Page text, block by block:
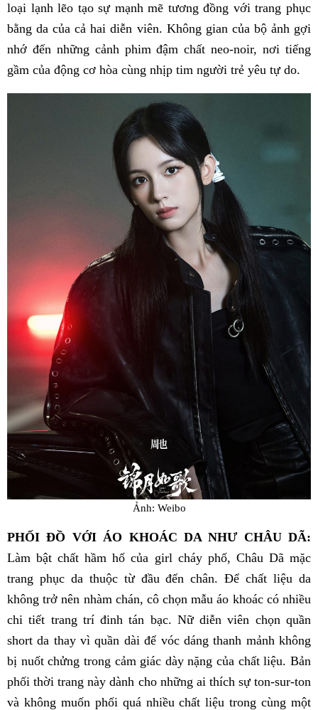
loại lạnh lẽo tạo sự mạnh mẽ tương đồng với trang phục
bằng da của cả hai diễn viên. Không gian của bộ ảnh gợi
nhớ đến những cảnh phim đậm chất neo-noir, nơi tiếng
gầm của động cơ hòa cùng nhịp tim người trẻ yêu tự do.
Ảnh: Weibo
PHỐI ĐỒ VỚI ÁO KHOÁC DA NHƯ CHÂU DÃ:
Làm bật chất hầm hố của girl cháy phố, Châu Dã mặc
trang phục da thuộc từ đầu đến chân. Để chất liệu da
không trở nên nhàm chán, cô chọn mẫu áo khoác có nhiều
chi tiết trang trí đinh tán bạc. Nữ diễn viên chọn quần
short da thay vì quần dài để vóc dáng thanh mảnh không
bị nuốt chửng trong cảm giác dày nặng của chất liệu. Bản
phối thời trang này dành cho những ai thích sự ton-sur-ton
và không muốn phối quá nhiều chất liệu trong cùng một